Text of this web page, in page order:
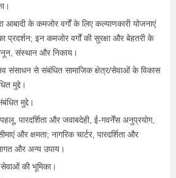
आबादी के कमजोर वर्गों के लिए कल्याणकारी योजनाएं
इन कमजोर वर्गों की सुरक्षा और बेहतरी के
संस्थान और निकाय।
संसाधन से संबंधित सामाजिक क्षेत्र/सेवाओं के विकास
मुद्दे।
मुद्दे।
पारदर्शिता और जवाबदेही, ई-गवर्नेंस अनुप्रयोग,
और क्षमता; नागरिक चार्टर, पारदर्शिता और
और अन्य उपाय।
की भूमिका।